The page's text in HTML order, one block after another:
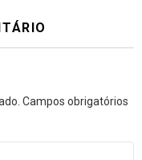
Campos obrigatórios